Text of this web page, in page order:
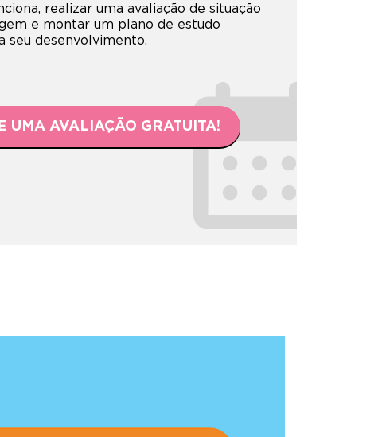
realizar uma avaliação de situação
e montar um plano de estudo
seu desenvolvimento.
UMA AVALIAÇÃO GRATUITA!